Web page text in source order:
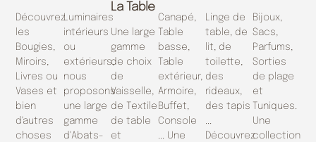
Découvrez
les
Bougies,
Miroirs,
Livres ou
Vases et
bien
d'autres
choses
Luminaires
intérieurs
ou
extérieurs,
nous
proposons
une large
gamme
d'Abats-
La Table
Une large
gamme
de choix
de
Vaisselle,
de Textile
de table
et
Canapé,
Table
basse,
Table
extérieur,
Armoire,
Buffet,
Console
... Une
Linge de
table, de
lit, de
toilette,
des
rideaux,
des tapis
...
Découvrez
Bijoux,
Sacs,
Parfums,
Sorties
de plage
et
Tuniques.
Une
collection